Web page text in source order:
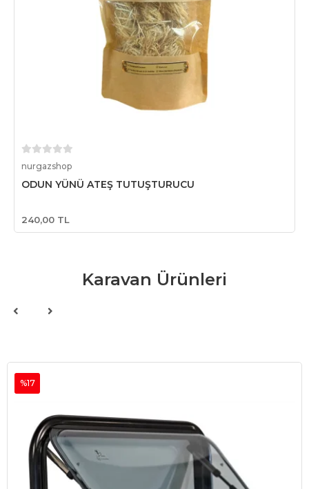
nurgazshop
ODUN YÜNÜ ATEŞ TUTUŞTURUCU
240,00 TL
Karavan Ürünleri
%17